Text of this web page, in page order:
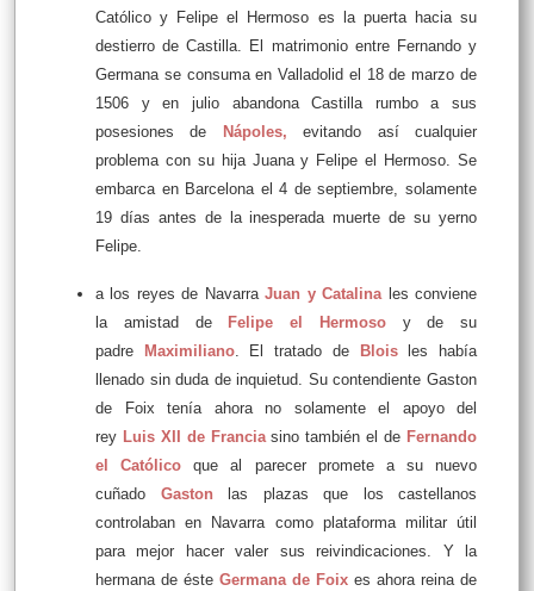
Católico y Felipe el Hermoso es la puerta hacia su
destierro de Castilla. El matrimonio entre Fernando y
Germana se consuma en Valladolid el 18 de marzo de
1506 y en julio abandona Castilla rumbo a sus
posesiones de
Nápoles, evitando así cualquier
problema con su hija Juana y Felipe el Hermoso. Se
embarca en Barcelona el 4 de septiembre, solamente
19 días antes de la inesperada muerte de su yerno
Felipe.
a los reyes de NavarraJuan y Catalina les conviene
la amistad de
Felipe el Hermoso
y de su
padre
Maximiliano. El tratado de Blois
les había
llenado sin duda de inquietud. Su contendiente Gaston
de Foix tenía ahora no solamente el apoyo del
rey Luis XII de Francia sino también el de Fernando
el Católico
que al parecer promete a su nuevo
cuñado Gaston
las plazas que los castellanos
controlaban en Navarra como plataforma militar útil
para mejor hacer valer sus reivindicaciones. Y la
hermana de éste Germana de Foix es ahora reina de